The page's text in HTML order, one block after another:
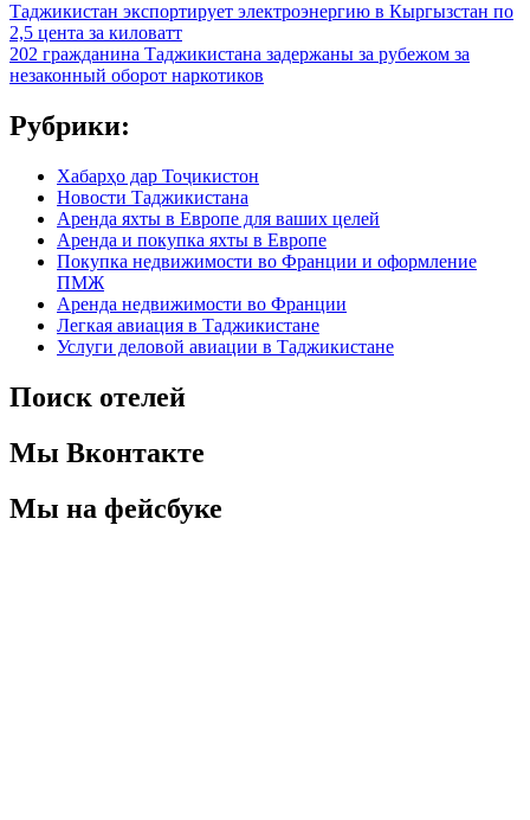
Таджикистан экспортирует электроэнергию в Кыргызстан по
2,5 цента за киловатт
202 гражданина Таджикистана задержаны за рубежом за
незаконный оборот наркотиков
Рубрики:
Хабарҳо дар Тоҷикистон
Новости Таджикистана
Аренда яхты в Европе для ваших целей
Аренда и покупка яхты в Европе
Покупка недвижимости во Франции и оформление
ПМЖ
Аренда недвижимости во Франции
Легкая авиация в Таджикистане
Услуги деловой авиации в Таджикистане
Поиск отелей
Мы Вконтакте
Мы на фейсбуке